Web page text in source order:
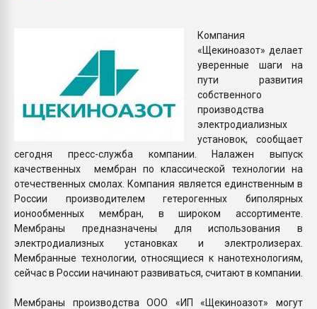
ПЕРЕЙТИ НА
Компания
«Щекиноазот» делает
уверенные шаги на
пути развития
собственного
производства
электродиализных
установок, сообщает
сегодня пресс-служба компании. Налажен выпуск
качественных мембран по классической технологии на
отечественных смолах. Компания является единственным в
России производителем гетерогенных биполярных
ионообменных мембран, в широком ассортименте.
Мембраны предназначены для использования в
электродиализных установках и электролизерах.
Мембранные технологии, относящиеся к нанотехнологиям,
сейчас в России начинают развиваться, считают в компании.
Мембраны производства ООО «ИП «Щекиноазот» могут